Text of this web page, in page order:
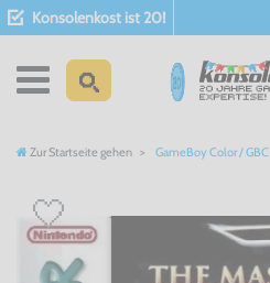
Konsolenkost ist 20!
Zur Startseite gehen GameBoy Color / GBC